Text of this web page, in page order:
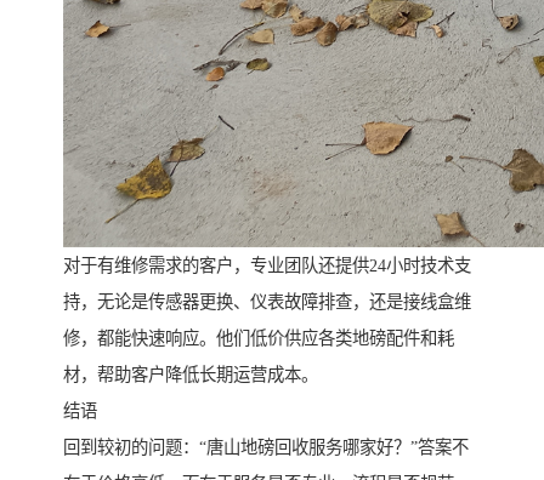
对于有维修需求的客户，专业团队还提供24小时技术支
持，无论是传感器更换、仪表故障排查，还是接线盒维
修，都能快速响应。他们低价供应各类地磅配件和耗
材，帮助客户降低长期运营成本。
结语
回到较初的问题：“唐山地磅回收服务哪家好？”答案不